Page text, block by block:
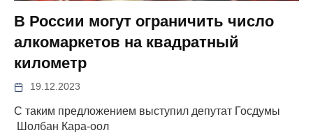
В России могут ограничить число
алкомаркетов на квадратный
километр
19.12.2023
С таким предложением выступил депутат Госдумы
Шолбан Кара-оол